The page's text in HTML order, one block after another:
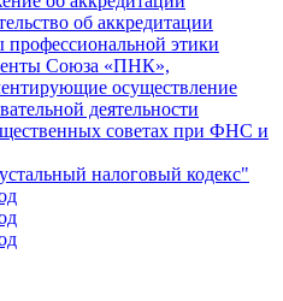
об аккредитации
этики
Союза «ПНК»,
осуществление
деятельности
советах при ФНС и
налоговый кодекс"